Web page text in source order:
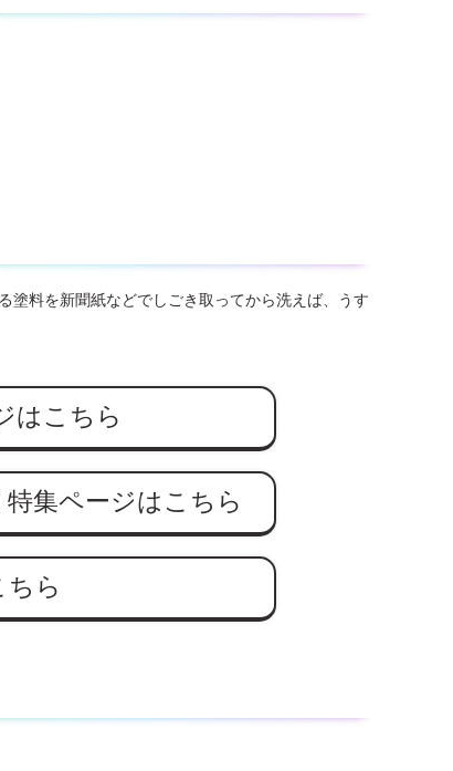
塗料を新聞紙などでしごき取ってから洗えば、うす
はこちら
特集ページはこちら
ら